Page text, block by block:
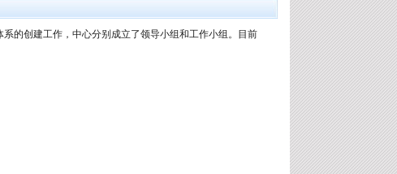
的创建工作，中心分别成立了领导小组和工作小组。目前